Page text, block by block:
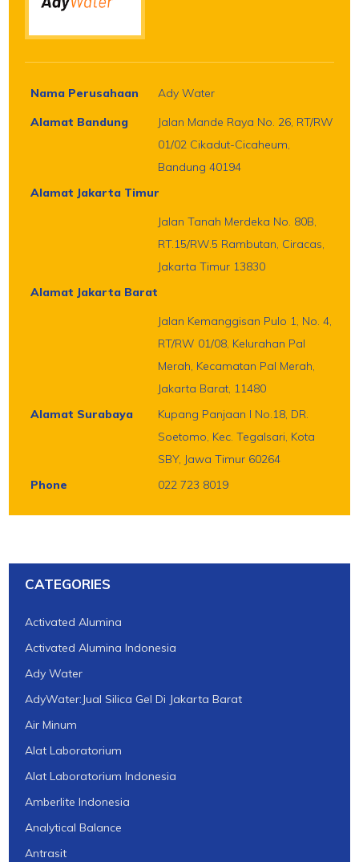
Nama Perusahaan
Ady Water
Alamat Bandung
Jalan Mande Raya No. 26, RT/RW
01/02 Cikadut-Cicaheum,
Bandung 40194
Alamat Jakarta Timur
Jalan Tanah Merdeka No. 80B,
RT.15/RW.5 Rambutan, Ciracas,
Jakarta Timur 13830
Alamat Jakarta Barat
Jalan Kemanggisan Pulo 1, No. 4,
RT/RW 01/08, Kelurahan Pal
Merah, Kecamatan Pal Merah,
Jakarta Barat, 11480
Alamat Surabaya
Kupang Panjaan I No.18, DR.
Soetomo, Kec. Tegalsari, Kota
SBY, Jawa Timur 60264
Phone
022 723 8019
CATEGORIES
Activated Alumina
Activated Alumina Indonesia
Ady Water
AdyWater:Jual Silica Gel Di Jakarta Barat
Air Minum
Alat Laboratorium
Alat Laboratorium Indonesia
Amberlite Indonesia
Analytical Balance
Antrasit